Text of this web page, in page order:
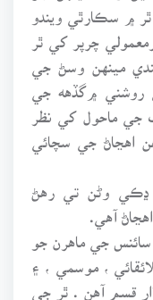
ٿر ۾ سڪارٿي ويندو
چرپر کي ٿر
مينهن وسڻ جي
روشني ۾گڏهه جي
جي ماحول کي نظر
اهڃاڻ جي سچائي
ٻر ڍڪي وڻن تي رهڻ
آهي.
جي ماهرن جو
، موسمي ، ۽
قسم آهن . ٿر جي